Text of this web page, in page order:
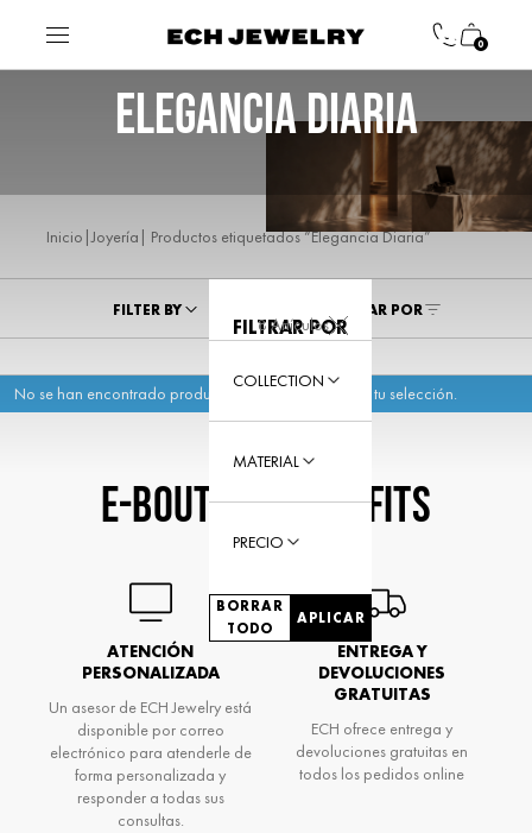
0
ELEGANCIA DIARIA
Inicio |Joyería | Productos etiquetados “Elegancia Diaria”
FILTRAR POR
COLLECTION
MATERIAL
PRECIO
8 Artículos
BORRAR
TODO
APLICAR
FILTER BY ORDENAR POR
No se han encontrado productos que coincidan con tu selección.
E-BOUTIQUE BENEFITS
ATENCIÓN
PERSONALIZADA
Un asesor de ECH Jewelry está
disponible por correo
electrónico para atenderle de
forma personalizada y
responder a todas sus
consultas.
ENTREGA Y
DEVOLUCIONES
GRATUITAS
ECH ofrece entrega y
devoluciones gratuitas en
todos los pedidos online